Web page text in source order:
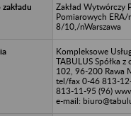
Zakład Wytwórczy
Pomiarowych ERA/
8/10,/nWarszawa
Kompleksowe
TABULUS Spółka
102, 96-200 Rawa
tel/fax 0-46 813-
813-11-95 (96)
e-mail: